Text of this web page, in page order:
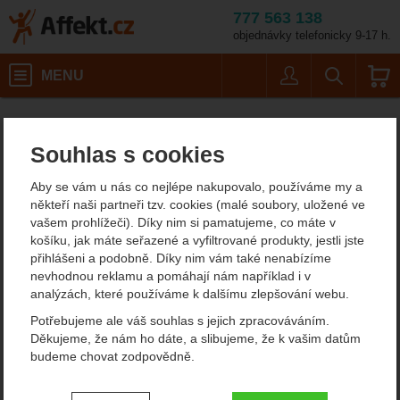
Souhlas s cookies
Aby se vám u nás co nejlépe nakupovalo, používáme my a
někteří naši partneři tzv. cookies (malé soubory, uložené ve
vašem prohlížeči). Díky nim si pamatujeme, co máte v
košíku, jak máte seřazené a vyfiltrované produkty, jestli jste
přihlášeni a podobně. Díky nim vám také nenabízíme
nevhodnou reklamu a pomáhají nám například i v
analýzách, které používáme k dalšímu zlepšování webu.
Potřebujeme ale váš souhlas s jejich zpracováváním.
Děkujeme, že nám ho dáte, a slibujeme, že k vašim datům
budeme chovat zodpovědně.
Nastavení souhlasů s kategoriemi
777 563 138
objednávky telefonicky 9-17 h.
MENU
Barva: navy/
Hanwag Tatra II Bunion
Lady GTX
Fotografie